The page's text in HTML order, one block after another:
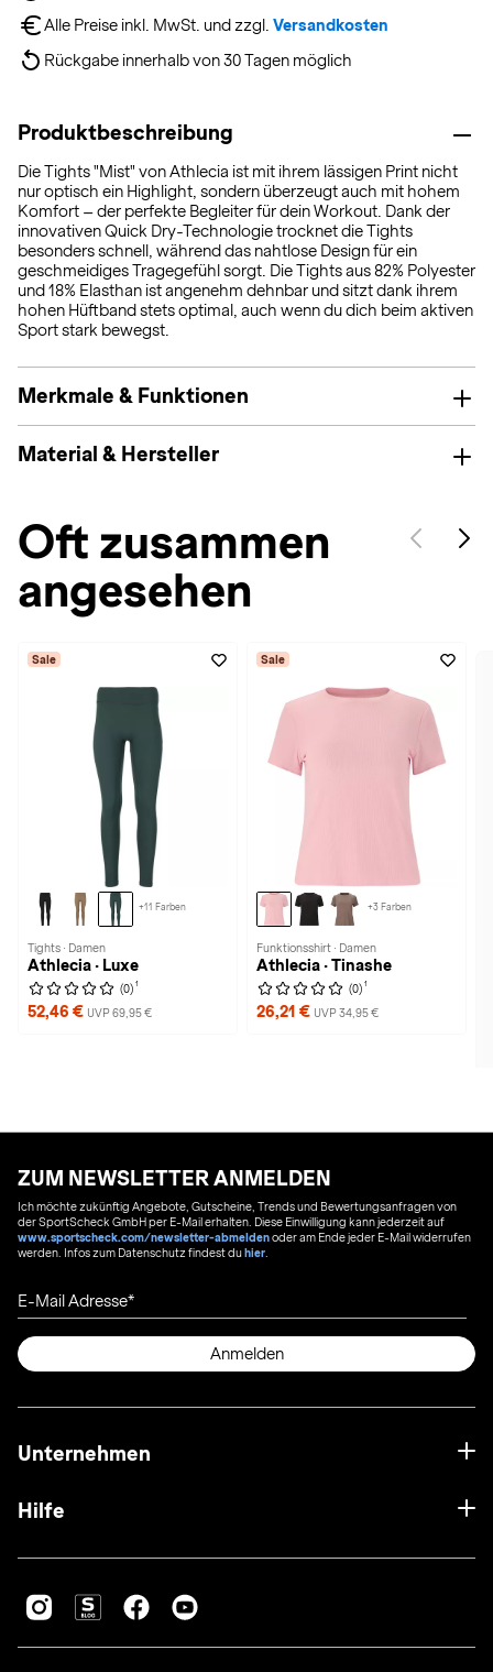
Alle Preise inkl. MwSt. und zzgl. Versandkosten
Rückgabe innerhalb von 30 Tagen möglich
Produktbeschreibung
Die Tights "Mist" von Athlecia ist mit ihrem lässigen Print nicht
nur optisch ein Highlight, sondern überzeugt auch mit hohem
Komfort – der perfekte Begleiter für dein Workout. Dank der
innovativen Quick Dry-Technologie trocknet die Tights
besonders schnell, während das nahtlose Design für ein
geschmeidiges Tragegefühl sorgt. Die Tights aus 82% Polyester
und 18% Elasthan ist angenehm dehnbar und sitzt dank ihrem
hohen Hüftband stets optimal, auch wenn du dich beim aktiven
Sport stark bewegst.
Merkmale & Funktionen
Material & Hersteller
Oft zusammen
angesehen
Sale
+11 Farben
Tights · Damen
Athlecia · Luxe
(0) 1
52,46 € UVP 69,95 €
Sale
+3 Farben
Funktionsshirt · Damen
Athlecia · Tinashe
(0) 1
26,21 € UVP 34,95 €
ZUM NEWSLETTER ANMELDEN
Ich möchte zukünftig Angebote, Gutscheine, Trends und Bewertungsanfragen von
der SportScheck GmbH per E-Mail erhalten. Diese Einwilligung kann jederzeit auf
www.sportscheck.com/newsletter-abmeldenoder am Ende jeder E-Mail widerrufen
werden. Infos zum Datenschutz findest duhier
E-Mail Adresse
Anmelden
Unternehmen
Hilfe